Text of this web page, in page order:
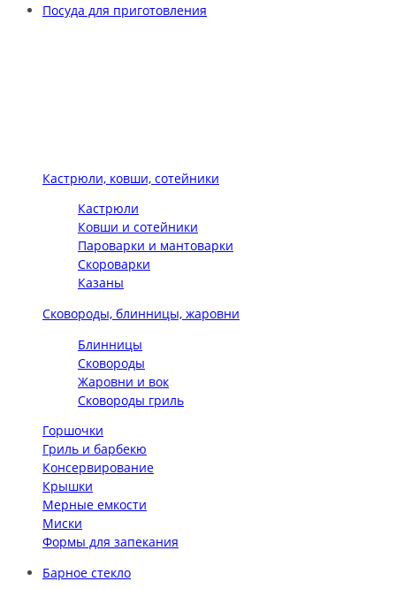
Посуда для приготовления
Кастрюли, ковши, сотейники
Кастрюли
Ковши и сотейники
Пароварки и мантоварки
Скороварки
Казаны
Сковороды, блинницы, жаровни
Блинницы
Сковороды
Жаровни и вок
Сковороды гриль
Горшочки
Гриль и барбекю
Консервирование
Крышки
Мерные емкости
Миски
Формы для запекания
Барное стекло